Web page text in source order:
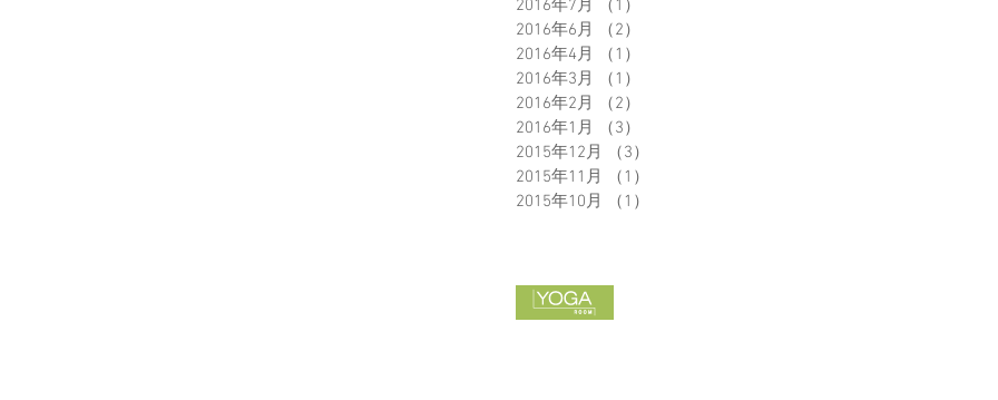
2016年7月
（1）
2016年6月
（2）
2016年4月
（1）
2016年3月
（1）
2016年2月
（2）
2016年1月
（3）
2015年12月
（3）
2015年11月
（1）
2015年10月
（1）